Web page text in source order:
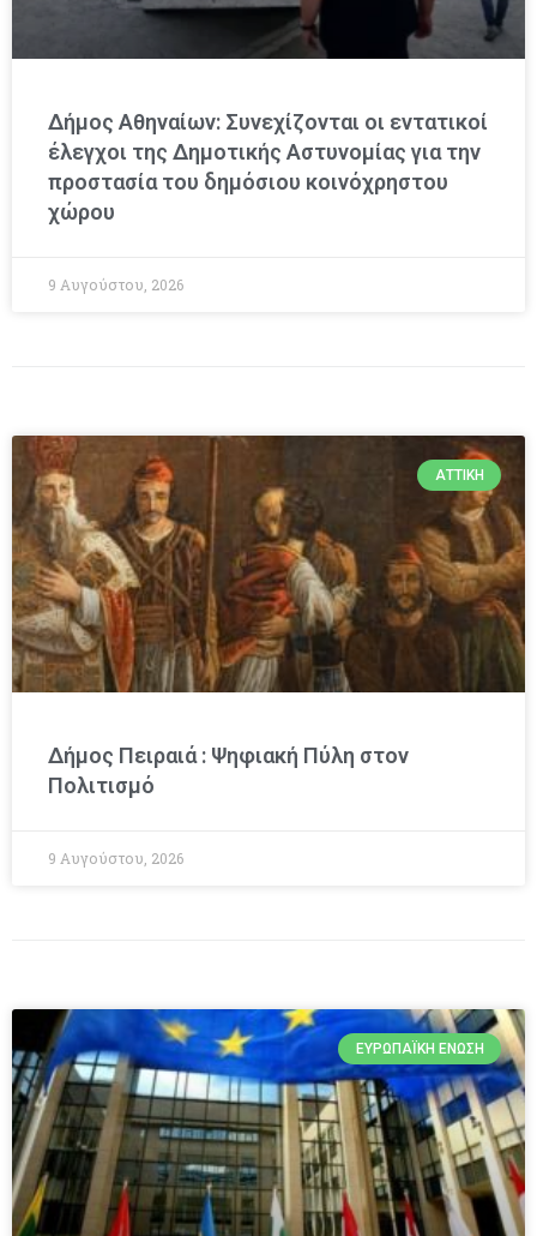
Δήμος Αθηναίων: Συνεχίζονται οι εντατικοί
έλεγχοι της Δημοτικής Αστυνομίας για την
προστασία του δημόσιου κοινόχρηστου
χώρου
9 Αυγούστου, 2026
ΑΤΤΙΚΉ
Δήμος Πειραιά : Ψηφιακή Πύλη στον
Πολιτισμό
9 Αυγούστου, 2026
ΕΥΡΩΠΑΪΚΉ ΈΝΩΣΗ